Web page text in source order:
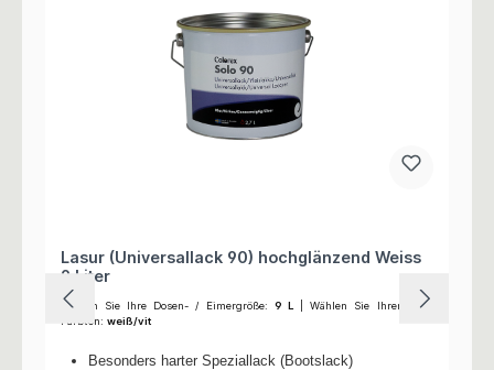
Lasur (Universallack 90) hochglänzend Weiss
9 Liter
Wählen Sie Ihre Dosen- / Eimergröße: 9 L
Farbton: weiß/vit
Besonders harter Speziallack (Bootslack)